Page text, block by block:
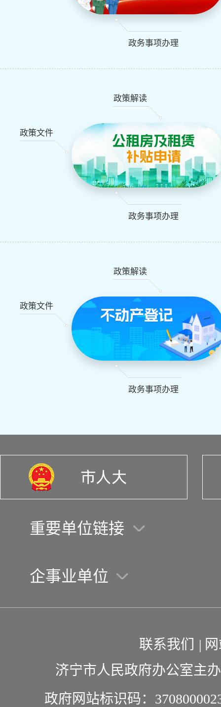
政务事项办理
政策文件
政策解读
政务事项办理
政策文件
政策解读
政务事项办理
重要单位链接
企事业单位
联系我们 |
济宁市人民政府办公室主
政府网站标识码：